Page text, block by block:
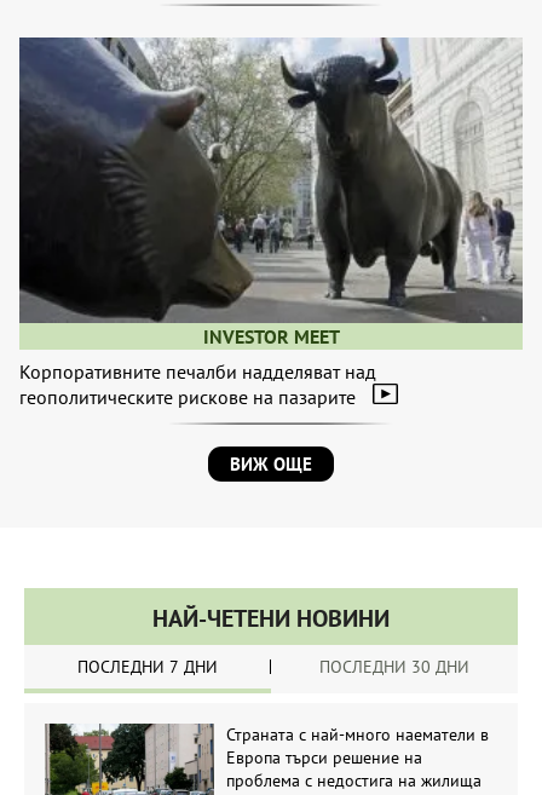
INVESTOR MEET
Корпоративните печалби надделяват над
геополитическите рискове на пазарите
ВИЖ ОЩЕ
НАЙ-ЧЕТЕНИ НОВИНИ
ПОСЛЕДНИ 7 ДНИ ПОСЛЕДНИ 30 ДНИ
Страната с най-много наематели в
Европа търси решение на
проблема с недостига на жилища